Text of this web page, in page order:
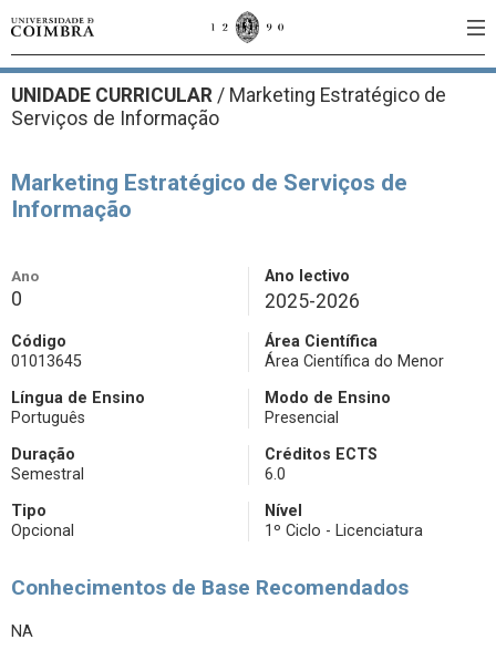
UNIDADE CURRICULAR / Marketing Estratégico de
Serviços de Informação
Marketing Estratégico de Serviços de
Informação
Ano
0
Ano lectivo
2025-2026
Código
01013645
Área Científica
Área Científica do Menor
Língua de Ensino
Português
Modo de Ensino
Presencial
Duração
Semestral
Créditos ECTS
6.0
Tipo
Opcional
Nível
1º Ciclo - Licenciatura
Conhecimentos de Base Recomendados
NA